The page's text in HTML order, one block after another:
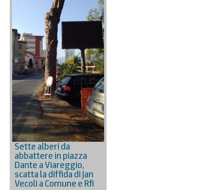
Sette alberi da
abbattere in piazza
Dante a Viareggio,
scatta la diffida di Jan
Vecoli a Comune e Rfi